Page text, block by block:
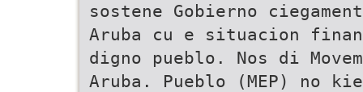
sostene Gobierno
Aruba cu e situacion
digno pueblo. Nos di
Aruba. Pueblo (MEP) no